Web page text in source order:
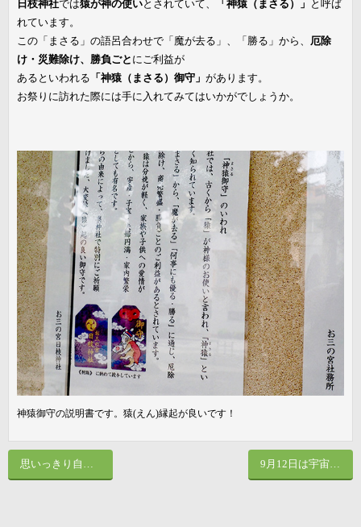
日枝神社では猿が神の使いとされていて、 「神猿（まさる）」 と呼ば
れています。
この「まさる」の語呂合わせで「魔が去る」、「勝る」から、 厄除
け・災難除け、勝負ごと にご利益が
あるといわれる 「神猿（まさる）御守」 があります。
お祭りに訪れた際には手に入れてみてはいかがでしょうか。
神猿御守の説明書です。猿(えん)縁起が良いです！​
思いっきり自由に！思いっきり楽しく遊ぼう！片倉うさぎ公園のご紹介 9月12日は宇宙の日！見上げてごらん～♪夜の星を～♪